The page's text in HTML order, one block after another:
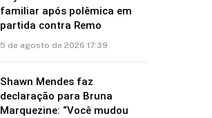
familiar após polêmica em
partida contra Remo
5 de agosto de 2026 17:39
Shawn Mendes faz
declaração para Bruna
Marquezine: “Você mudou